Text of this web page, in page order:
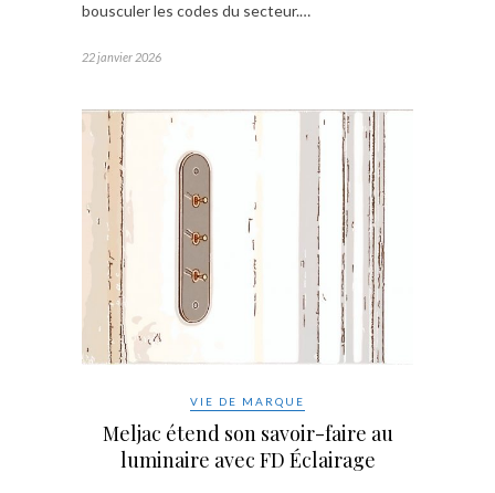
bousculer les codes du secteur.…
22 janvier 2026
VIE DE MARQUE
Meljac étend son savoir-faire au
luminaire avec FD Éclairage